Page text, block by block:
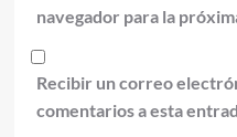
navegador para la
Recibir un correo
comentarios a esta